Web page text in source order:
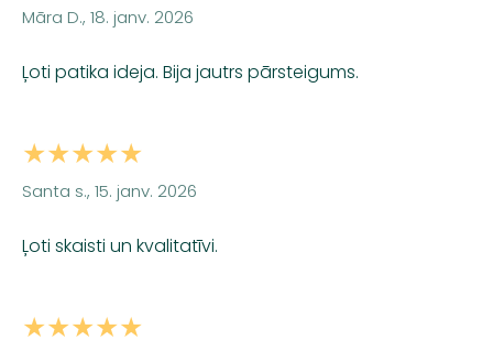
Māra D., 18. janv. 2026
Ļoti patika ideja. Bija jautrs pārsteigums.
★★★★★
Santa s., 15. janv. 2026
Ļoti skaisti un kvalitatīvi.
★★★★★